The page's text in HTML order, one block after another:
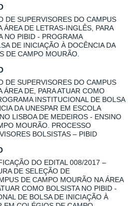
DE SUPERVISORES DO CAMPUS
ÁREA DE LETRAS-INGLÊS, PARA
NO PIBID - PROGRAMA
DE INICIAÇÃO À DOCÊNCIA DA
DE CAMPO MOURÃO.
DE SUPERVISORES DO CAMPUS
ÁREA DE, PARA ATUAR COMO
INSTITUCIONAL DE BOLSA
DA UNESPAR EM ESCOLA
LISBOA DE MEDEIROS - ENSINO
MOURÃO. PROCESSO
BOLSISTAS – PIBID
DO EDITAL 008/2017 –
DE SELEÇÃO DE
DE CAMPO MOURÃO NA ÁREA
COMO BOLSISTA NO PIBID -
DE BOLSA DE INICIAÇÃO À